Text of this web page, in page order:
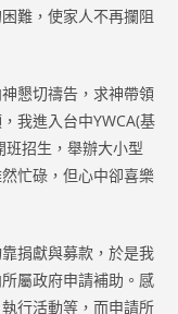
難，使家人不再攔阻
懇切禱告，求神帶領
我進入台中YWCA(基
招生，舉辦大小型
忙碌，但心中卻喜樂
捐獻與募款，於是我
屬政府申請補助。感
行活動等，而申請所